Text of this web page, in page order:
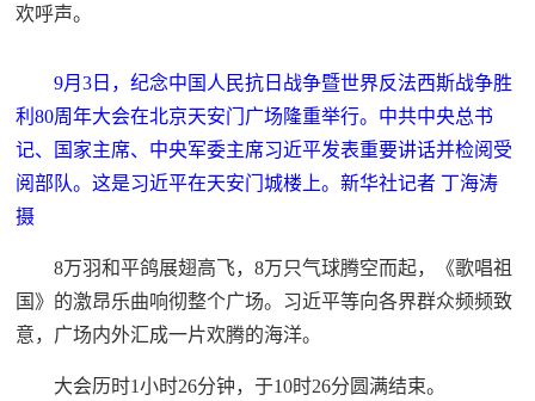
欢呼声。
9月3日，纪念中国人民抗日战争暨世界反法西斯战争胜
利80周年大会在北京天安门广场隆重举行。中共中央总书
记、国家主席、中央军委主席习近平发表重要讲话并检阅受
阅部队。这是习近平在天安门城楼上。新华社记者 丁海涛
摄
8万羽和平鸽展翅高飞，8万只气球腾空而起，《歌唱祖
国》的激昂乐曲响彻整个广场。习近平等向各界群众频频致
意，广场内外汇成一片欢腾的海洋。
大会历时1小时26分钟，于10时26分圆满结束。